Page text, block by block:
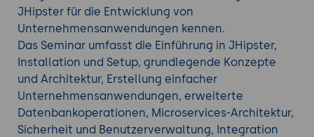
JHipster für die Entwicklung von
Unternehmensanwendungen kennen.
Das Seminar umfasst die Einführung in JHipster,
Installation und Setup, grundlegende Konzepte
und Architektur, Erstellung einfacher
Unternehmensanwendungen, erweiterte
Datenbankoperationen, Microservices-Architektur,
Sicherheit und Benutzerverwaltung, Integration